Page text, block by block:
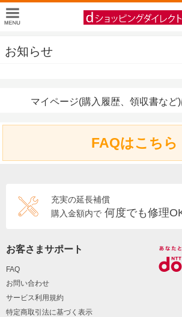
お知らせ
マイページ(購入履歴、領収書など)
FAQはこちら
充実の延長補償
購入金額内で 何度でも修理
お客さまサポート
FAQ
お問い合わせ
サービス利用規約
特定商取引法に基づく表示